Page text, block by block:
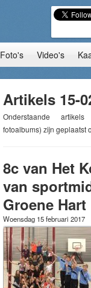
Foto's Video's
Artikels 15-
Onderstaande
fotoalbums) zijn geplaatst
8c van Het
van
Groene Hart
Woensdag 15 februari 2017